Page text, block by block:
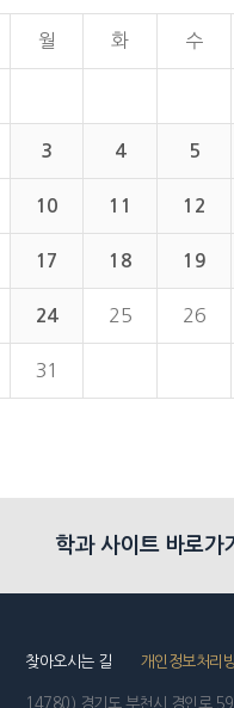
월 화 수
3 4 5
10 11 12
17 18 19
24 25 26
31
학과 사이트 바로가
찾아오시는 길 개인정보처리
14780) 경기도 부천시 경인로